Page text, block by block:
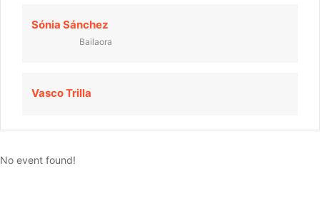
Sónia Sánchez
Bailaora
Vasco Trilla
No event found!